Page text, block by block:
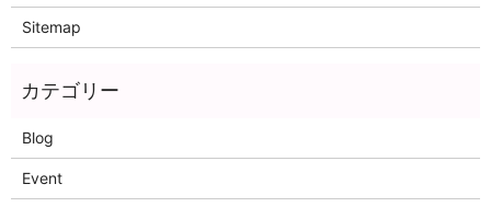
Sitemap
Blog
Event